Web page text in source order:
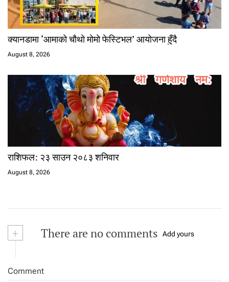
क्यानडामा ‘आमाको चौथो मोमो फेस्टिभल’ आयोजना हुँदै
August 8, 2026
राशिफल: २३ साउन २०८३ शनिवार
August 8, 2026
+ There are no comments Add yours
Comment